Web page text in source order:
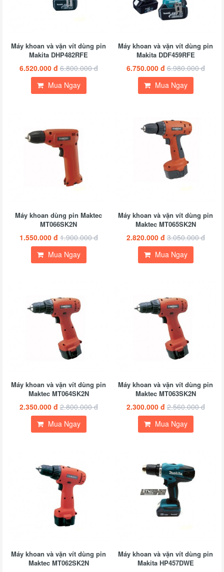
Máy khoan và vặn vít dùng pin
Makita DHP482RFE
6.520.000 đ 6.800.000 đ
Mua Ngay
Máy khoan và vặn vít dùng pin
Makita DDF459RFE
6.750.000 đ 6.980.000 đ
Mua Ngay
Máy khoan dùng pin Maktec
MT066SK2N
1.550.000 đ 1.900.000 đ
Mua Ngay
Máy khoan và vặn vít dùng pin
Maktec MT065SK2N
2.820.000 đ 3.050.000 đ
Mua Ngay
Máy khoan và vặn vít dùng pin
Maktec MT064SK2N
2.350.000 đ 2.800.000 đ
Mua Ngay
Máy khoan và vặn vít dùng pin
Maktec MT063SK2N
2.300.000 đ 2.560.000 đ
Mua Ngay
Máy khoan và vặn vít dùng pin
Maktec MT062SK2N
Máy khoan và vặn vít dùng pin
Makita HP457DWE